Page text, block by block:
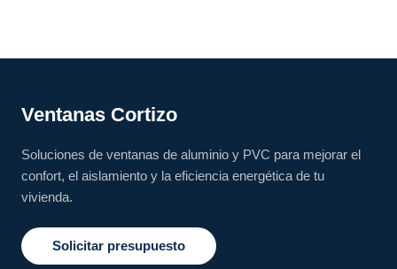
Ventanas Cortizo
Soluciones de ventanas de aluminio y PVC para mejorar el
confort, el aislamiento y la eficiencia energética de tu
vivienda.
Solicitar presupuesto